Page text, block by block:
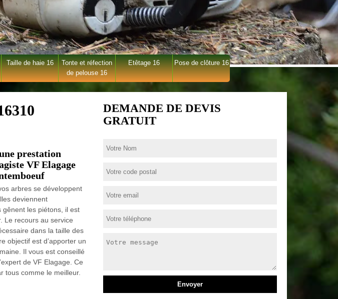
Taille de haie 16
Tonte et réfection
de pelouse 16
Etêtage 16 Pose de clôture 16
prestation
VF Elagage
arbres se développent
deviennent
gênent les piétons, il est
Le recours au service
dans la taille des
objectif est d’apporter un
Il vous est conseillé
de VF Elagage. Ce
tous comme le meilleur.
DEMANDE DE DEVIS
GRATUIT